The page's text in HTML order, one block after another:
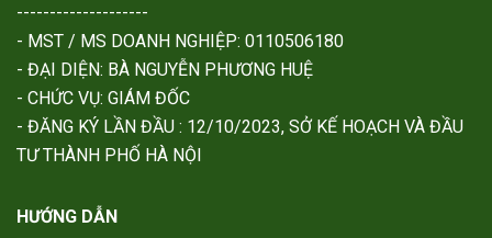
--------------------
- MST / MS DOANH NGHIỆP: 0110506180
- ĐẠI DIỆN: BÀ NGUYỄN PHƯƠNG HUỆ
- CHỨC VỤ: GIÁM ĐỐC
- ĐĂNG KÝ LẦN ĐẦU : 12/10/2023, SỞ KẾ HOẠCH VÀ ĐẦU
TƯ THÀNH PHỐ HÀ NỘI
HƯỚNG DẪN